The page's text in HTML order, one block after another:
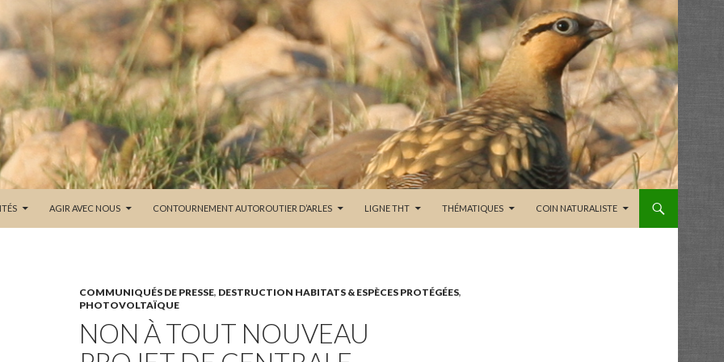
AGIR AVEC NOUS CONTOURNEMENT AUTOROUTIER D’ARLES LIGNE THT THÉMATIQUES COIN NATURALISTE
COMMUNIQUÉS DE PRESSE, DESTRUCTION HABITATS & ESPÈCES PROTÉGÉES,
PHOTOVOLTAÏQUE
NON À TOUT NOUVEAU